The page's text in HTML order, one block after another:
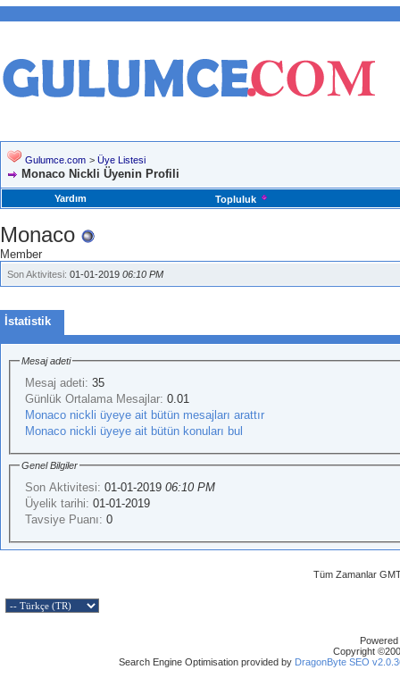
Gulumce.com > Üye Listesi
Monaco Nickli Üyenin Profili
Yardım Topluluk
Monaco
Member
Son Aktivitesi: 01-01-2019 06:10 PM
İstatistik
Mesaj adeti
Mesaj adeti: 35
Günlük Ortalama Mesajlar: 0.01
Monaco nickli üyeye ait bütün mesajları arattır
Monaco nickli üyeye ait bütün konuları bul
Genel Bilgiler
Son Aktivitesi: 01-01-2019 06:10 PM
Üyelik tarihi: 01-01-2019
Tavsiye Puanı: 0
Tüm Zamanlar
Copyright
Search Engine Optimisation provided by DragonByte SEO